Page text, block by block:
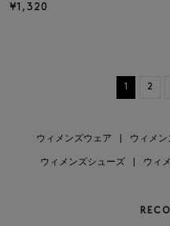
¥1,320
1 2
ウィメンズウェア ウィメン
ウィメンズシューズ ウィ